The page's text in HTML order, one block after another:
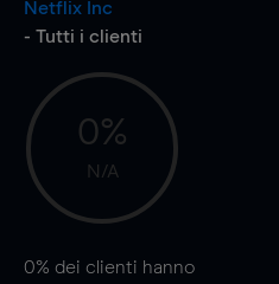
Netflix Inc
- Tutti i clienti
0%
N/A
0% dei clienti hanno